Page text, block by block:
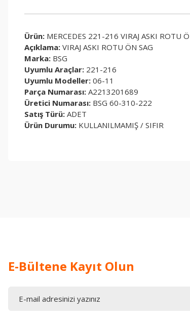
Ürün: MERCEDES 221-216 VIRAJ ASKI
Açıklama: VIRAJ ASKI ROTU ÖN SAG
Marka: BSG
Uyumlu Araçlar: 221-216
Uyumlu Modeller: 06-11
Parça Numarası: A2213201689
Üretici Numarası: BSG 60-310-222
Satış Türü: ADET
Ürün Durumu: KULLANILMAMIŞ / SIFIR
E-Bültene Kayıt Olun